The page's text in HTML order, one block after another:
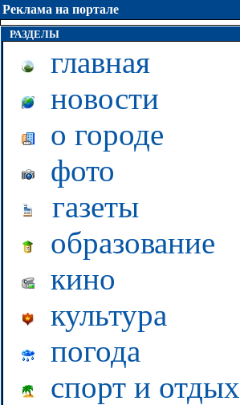
Реклама на портале
РАЗДЕЛЫ
главная
новости
о городе
фото
газеты
образование
кино
культура
погода
спорт и отдых